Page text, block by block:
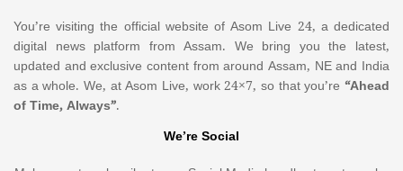
You’re visiting the official website of Asom Live 24, a dedicated
digital news platform from Assam. We bring you the latest,
updated and exclusive content from around Assam, NE and India
as a whole. We, at Asom Live, work 24×7, so that you’re “Ahead
of Time, Always”.
We’re Social